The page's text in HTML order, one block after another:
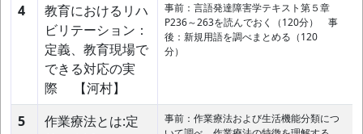
4
教育におけるリハ
ビリテーション：
定義、教育現場で
できる対応の実
際 【河村】
事前：言語発達障害学テキスト第５章
P236～263を読んでおく（120分） 事
後：新規用語を調べまとめる（120
分）
5
作業療法とは:定
事前：作業療法および生活機能分類につ